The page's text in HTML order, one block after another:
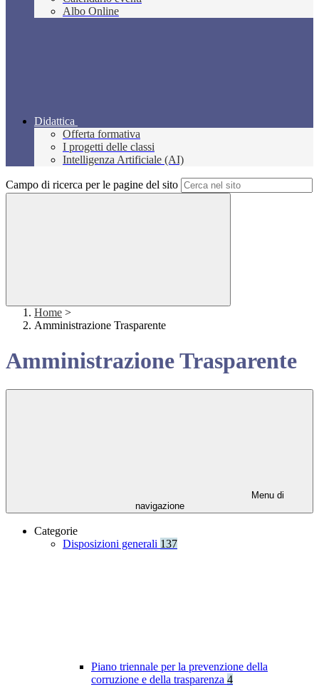
Albo Online
Didattica
Offerta formativa
I progetti delle classi
Intelligenza Artificiale (AI)
Campo di ricerca per le pagine del sito
Home >
Amministrazione Trasparente
Amministrazione Trasparente
Menu di
navigazione
Categorie
Disposizioni generali 137
Piano triennale per la prevenzione della
corruzione e della trasparenza 4